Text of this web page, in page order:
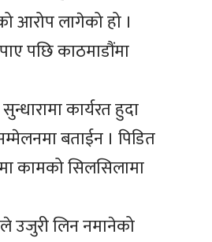
आरोप लागेको हो ।
पछि काठमाडौंमा
कार्यरत हुदा
बताईन । पिडित
कामको सिलसिलामा
उजुरी लिन नमानेको